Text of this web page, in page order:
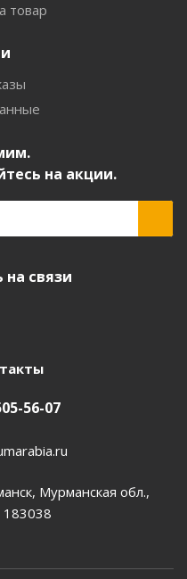
товар
на акции.
на связи
56-07
Мурманская обл.,
183038